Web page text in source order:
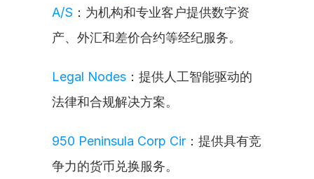
A/S ：为机构和专业客户提供数字资
产、外汇和差价合约等经纪服务。
Legal Nodes ：提供人工智能驱动的
法律和合规解决方案。
950 Peninsula Corp Cir ：提供具有竞
争力的货币兑换服务。